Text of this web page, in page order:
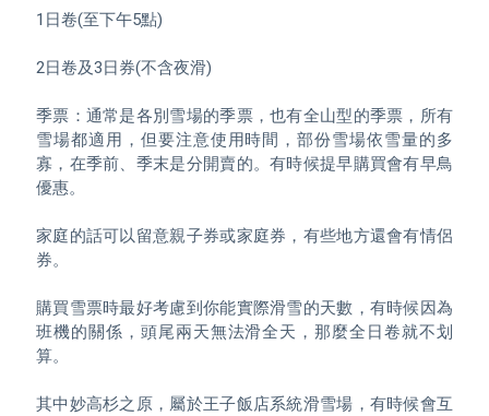
1日卷(至下午5點)
2日卷及3日券(不含夜滑)
季票：通常是各別雪場的季票，也有全山型的季票，所有
雪場都適用，但要注意使用時間，部份雪場依雪量的多
寡，在季前、季末是分開賣的。有時候提早購買會有早鳥
優惠。
家庭的話可以留意親子券或家庭券，有些地方還會有情侶
券。
購買雪票時最好考慮到你能實際滑雪的天數，有時候因為
班機的關係，頭尾兩天無法滑全天，那麼全日卷就不划
算。
其中妙高杉之原，屬於王子飯店系統滑雪場，有時候會互